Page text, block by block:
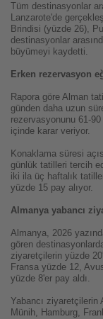
Tüm destinasyonlar
Lanzarote'de
Brindisi (yüzde 26),
destinasyonlar
büyümeyi kaydetti.
Erken rezervasyon
Rapora göre Alman
günden daha uzun
rezervasyonunu 61-
içinde karar veriyor.
Konaklama süresi
günlük tatilleri tercih
iki ila üç haftalık
yüzde 15 pay alıyor.
Almanya yabancı
Almanya, 2026
gören
ziyaretçilerin yüzde
Fransa yüzde 12,
yüzde 8'er pay aldı.
Yabancı
Münih, Hamburg,